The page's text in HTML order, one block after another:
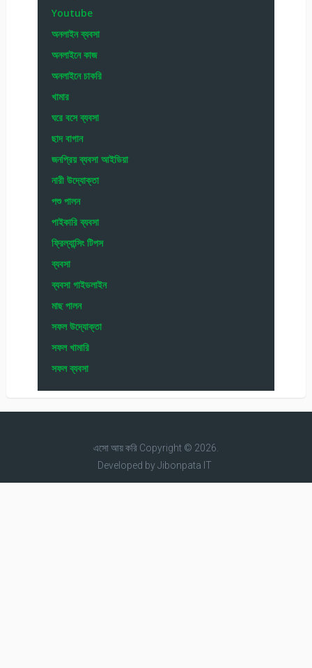
Youtube
অনলাইন ব্যবসা
অনলাইনে কাজ
অনলাইনে চাকরি
খামার
ঘরে বসে ব্যবসা
ছাদ বাগান
জনপ্রিয় ব্যবসা আইডিয়া
নারী উদ্যোক্তা
পশু পালন
পাইকারি ব্যবসা
ফ্রিল্যান্সিং টিপস
ব্যবসা
ব্যবসা গাইডলাইন
মাছ পালন
সফল উদ্যোক্তা
সফল খামারি
সফল ব্যবসা
এসো আয় করিCopyright © 2026.
Developed byJibonpata IT